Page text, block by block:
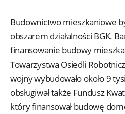
Budownictwo mieszkaniowe
obszarem działalności BGK.
finansowanie budowy
Towarzystwa Osiedli
wojny wybudowało około 9
obsługiwał także Fundusz
który finansował budowę